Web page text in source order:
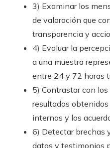
3) Examinar los
de valoración que
transparencia y
4) Evaluar la
a una muestra
entre 24 y 72 horas
5) Contrastar con
resultados
internas y los
6) Detectar brechas
datos y testimonios